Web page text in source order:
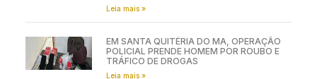
Leia mais »
EM SANTA QUITÉRIA DO MA, OPERAÇÃO
POLICIAL PRENDE HOMEM POR ROUBO E
TRÁFICO DE DROGAS
Leia mais »